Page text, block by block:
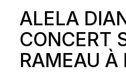
ALELA
CONCERT
RAMEAU À